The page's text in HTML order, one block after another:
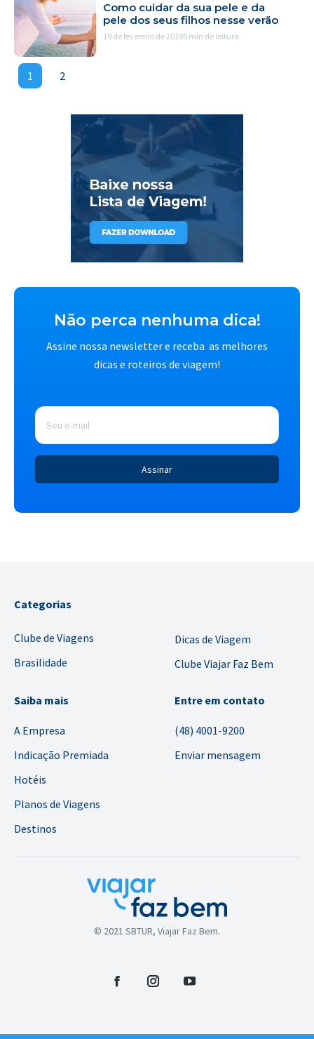
Como cuidar da sua pele e da
pele dos seus filhos nesse verão
19 de fevereiro de 20195 min de leitura
1 2
Não perca nenhuma dica!
Assine nossa newsletter e receba as melhores
dicas e roteiros de viagem!
E-
mail *
Categorias
Clube de Viagens
Brasilidade
Dicas de Viagem
Clube Viajar Faz Bem
Saiba mais
A Empresa
Indicação Premiada
Hotéis
Planos de Viagens
Destinos
Entre em contato
(48) 4001-9200
Enviar mensagem
© 2021 SBTUR, Viajar Faz Bem.
FacebookInstagramYouTube